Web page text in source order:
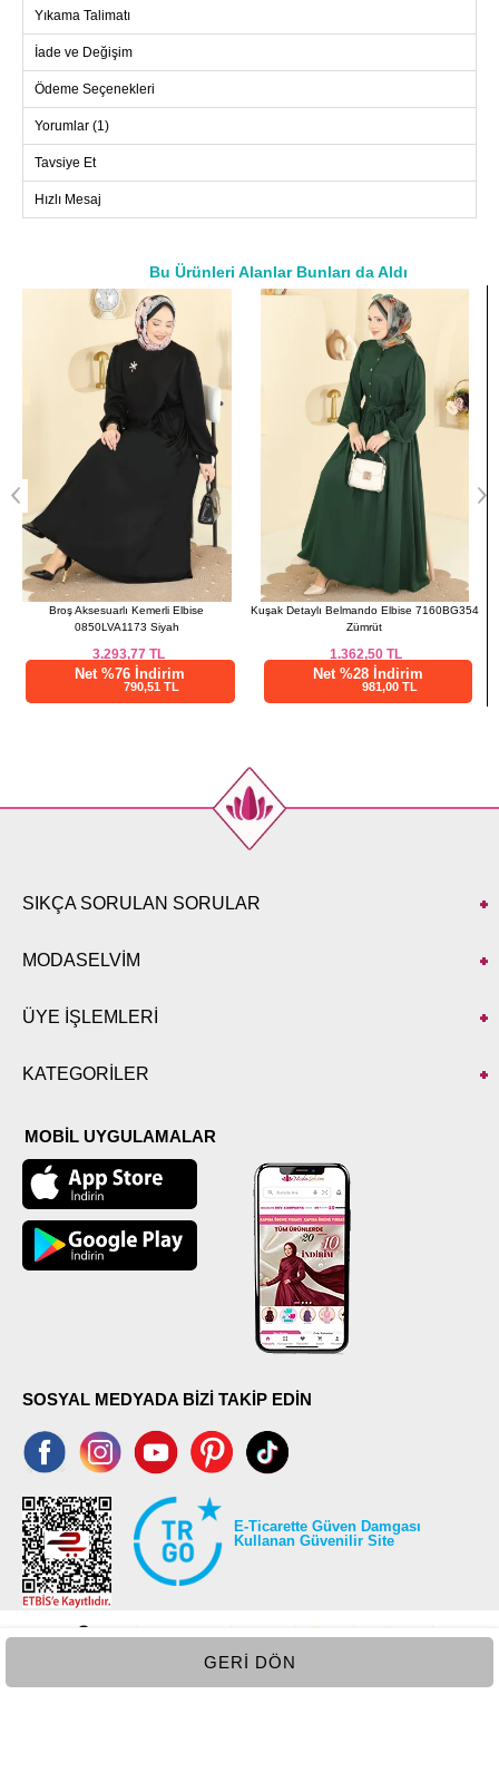
kullanıma kadar her ortamda elegan bir görünüm sunar. 30
derecede hassas yıkama ile temizliğini rahatlıkla yapabilirsiniz.
Beden
38
40
100 96
137
42
106 102
137
118 114
137
50
120 116
137
52
137
Yıkama Talimatı
İade ve Değişim
Ödeme Seçenekleri
Yorumlar (1)
Tavsiye Et
Hızlı Mesaj
GERI DÖN
Bu Ürünleri Alanlar Bunları da Aldı
a>
Kuşak Detaylı Belmando Elbise 7160BG354
Zümrüt
1.362,50 TL
Net %28 İndirim
981,00 TL
Düğmeli Aerobin Uzun Elbise
4124ZNNK1102 Siyah
962,50TL
Net %28 İndirim
693,01 TL
SIKÇA SORULAN SORULAR
MODASELVİM
ÜYE İŞLEMLERİ
KATEGORİLER
MOBİL UYGULAMALAR
SOSYAL MEDYADA BİZİ TAKİP EDİN
E-Ticarette Güven Damgası
Kullanan Güvenilir Site